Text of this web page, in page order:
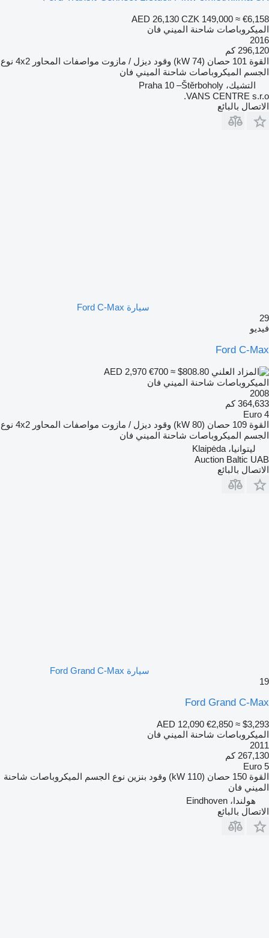
AED 26,130 CZK 149,000 ≈ €6,158
الميكروباصات شاحنة الميني فان
2016
296,120 كم
القوة 101 حصان (74 kW) وقود ديزل / مازوت مواصفات المحاور 4x2 نوع
الجسم الميكروباصات شاحنة الميني فان
التشيك، Praha 10 –Štěrboholy
VANS CENTRE s.r.o.
الاتصال بالبائع
سيارة Ford C-Max
29
فيديو
Ford C-Max
€700 ≈ $808.80
الميكروباصات شاحنة الميني فان
2008
364,633 كم
Euro 4
القوة 109 حصان (80 kW) وقود ديزل / مازوت مواصفات المحاور 4x2 نوع
الجسم الميكروباصات شاحنة الميني فان
ليتوانيا، Klaipėda
Auction Baltic UAB
الاتصال بالبائع
سيارة Ford Grand C-Max
19
Ford Grand C-Max
AED 12,090 €2,850 ≈ $3,293
الميكروباصات شاحنة الميني فان
2011
267,130 كم
Euro 5
القوة 150 حصان (110 kW) وقود بنزين نوع الجسم الميكروباصات شاحنة
الميني فان
هولندا، Eindhoven
الاتصال بالبائع